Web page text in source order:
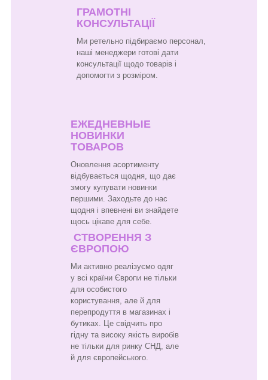
ГРАМОТНІ
КОНСУЛЬТАЦІЇ
Ми ретельно підбираємо персонал,
наші менеджери готові дати
консультації щодо товарів і
допомогти з розміром.
ЕЖЕДНЕВНЫЕ
НОВИНКИ
ТОВАРОВ
Оновлення асортименту
відбувається щодня, що дає
змогу купувати новинки
першими. Заходьте до нас
щодня і впевнені ви знайдете
щось цікаве для себе.
СТВОРЕННЯ З
ЄВРОПОЮ
Ми активно реалізуємо одяг
у всі країни Європи не тільки
для особистого
користування, але й для
перепродуття в магазинах і
бутиках. Це свідчить про
гідну та високу якість виробів
не тільки для ринку СНД, але
й для європейського.